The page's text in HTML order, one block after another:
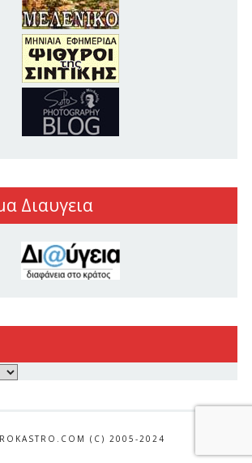
Διαυγεια
(C) 2005-2024